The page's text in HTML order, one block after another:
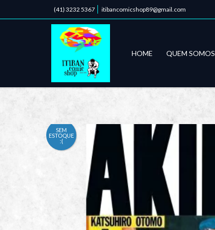
(41) 3232 5367 itibancomicshop89@gmail.com
HOME QUEM SOMOS
SEM
ESTOQUE
:(